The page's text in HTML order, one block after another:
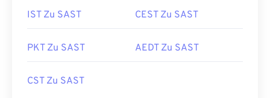
IST Zu SAST CEST Zu SAST
PKT Zu SAST AEDT Zu SAST
CST Zu SAST